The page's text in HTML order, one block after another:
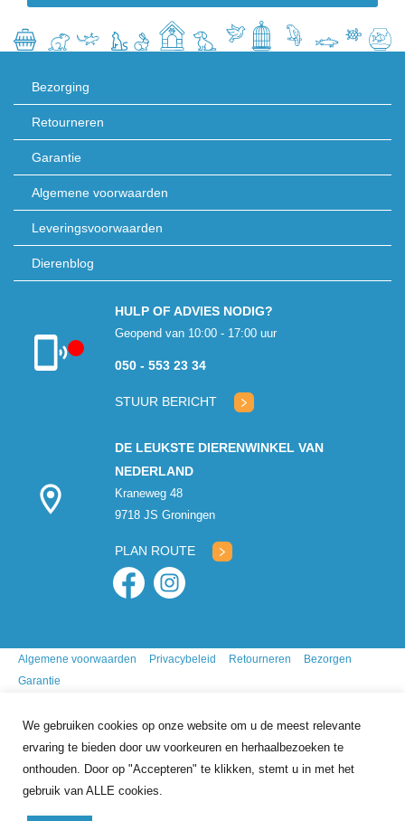
We gebruiken cookies op onze website om u de meest relevante
ervaring te bieden door uw voorkeuren en herhaalbezoeken te
onthouden. Door op "Accepteren" te klikken, stemt u in met het
gebruik van ALLE cookies.
Bezorging
Retourneren
Garantie
Algemene voorwaarden
Leveringsvoorwaarden
Dierenblog
Klantenservice
HULP OF ADVIES NODIG?
Geopend van 10:00 - 17:00 uur
050 - 553 23 34
STUUR BERICHT
DE LEUKSTE DIERENWINKEL VAN
NEDERLAND
Kraneweg 48
9718 JS Groningen
PLAN ROUTE
Algemene voorwaarden Privacybeleid Retourneren
Bezorgen
Garantie